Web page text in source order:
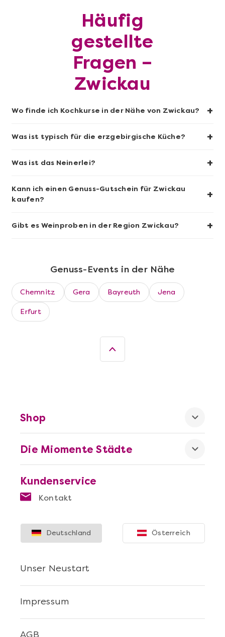
Wein- & Käse-Genuss@Home für 2
Die beste Pizza@Home
Häufig
gestellte
Fragen –
Zwickau
Wo finde ich Kochkurse in der Nähe von Zwickau? +
Was ist typisch für die erzgebirgische Küche? +
Was ist das Neinerlei? +
Kann ich einen Genuss-Gutschein für Zwickau
kaufen?
+
Gibt es Weinproben in der Region Zwickau? +
Genuss-Events in der Nähe
Chemnitz Gera Bayreuth Jena
Erfurt
Kundenservice
Kontakt
Die Miomente Städte
Shop
AGB
Impressum
Unser Neustart
Deutschland Österreich